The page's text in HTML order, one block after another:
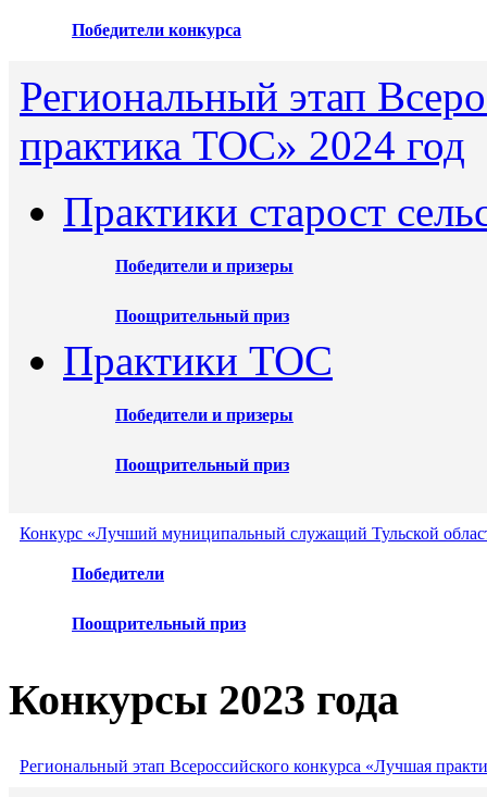
Победители конкурса
Региональный этап
практика ТОС» 2024 год
Практики старост
Победители и призеры
Поощрительный приз
Практики ТОС
Победители и призеры
Поощрительный приз
Конкурс «Лучший муниципальный служащий Тульской
Победители
Поощрительный приз
Конкурсы 2023 года
Региональный этап Всероссийского конкурса «Лучшая